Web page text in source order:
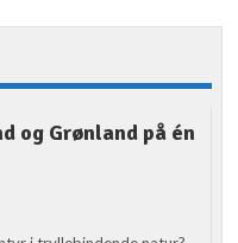
og Grønland på én